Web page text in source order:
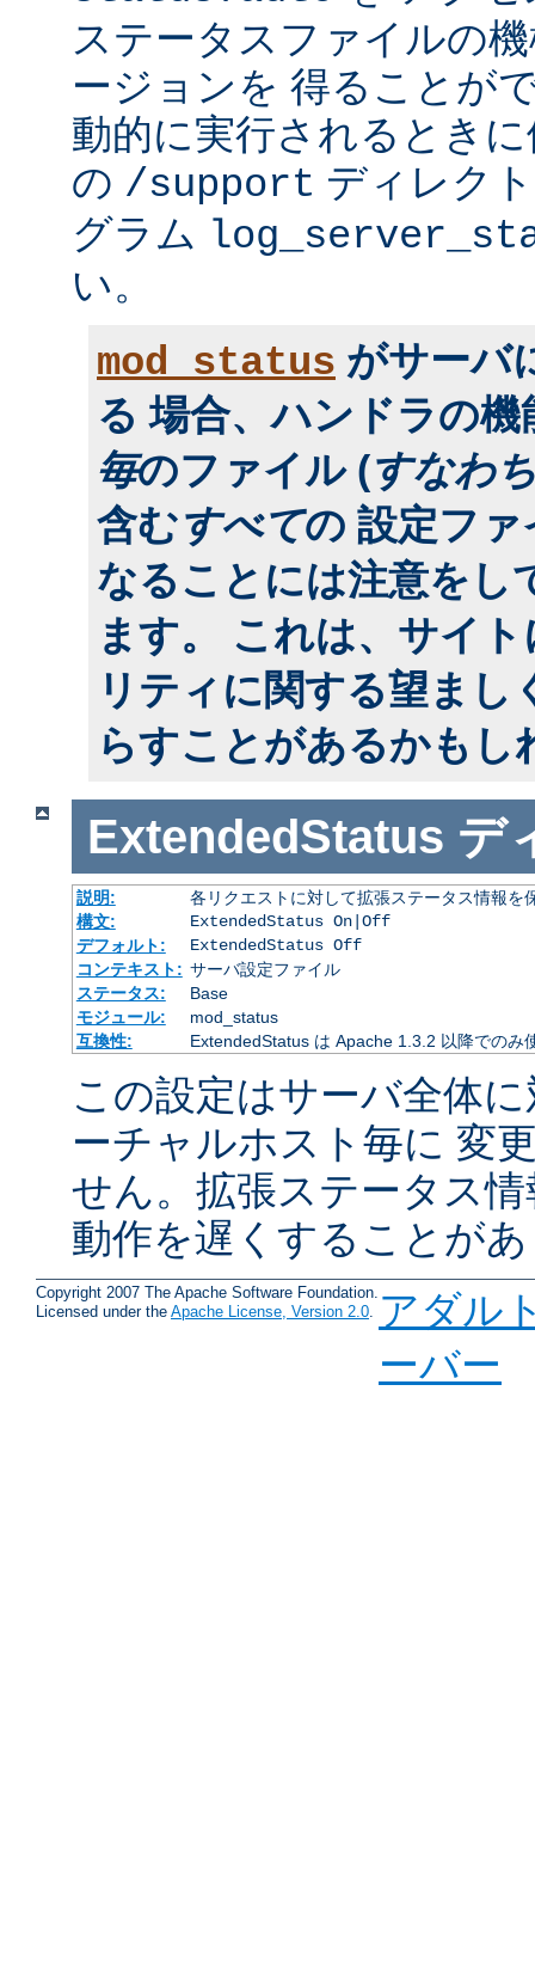
ステータスファイルの
ージョンを 得ることが
動的に実行されるとき
の /support ディレク
グラム
い。
mod_status がサーバ
る 場合、ハンドラの
毎のファイル (すなわ
含むすべての 設定フ
なることには注意をし
ます。 これは、サイ
リティに関する望まし
らすことがあるかもし
ExtendedStatus デ
説明:
各リクエストに対して拡張ステータス情報を
構文:
ExtendedStatus On|Off
デフォルト:
ExtendedStatus Off
コンテキスト: サーバ設定ファイル
ステータス:
Base
モジュール:
mod_status
互換性:
ExtendedStatus は Apache 1.3.2 以降でのみ
この設定はサーバ全体
ーチャルホスト毎に 変
せん。拡張ステータス
動作を遅くすることが
Copyright 2007 The Apache Software Foundation.
Licensed under the Apache License, Version 2.0
アダル
ーバー